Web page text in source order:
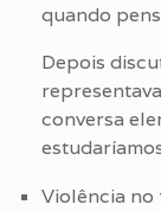
quando
Depois
conversa
Violência